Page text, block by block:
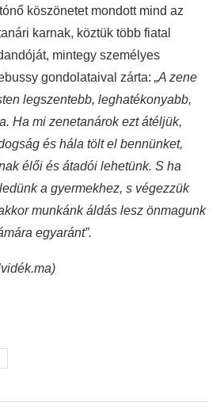
köszönetet mondott mind az
karnak, köztük több fiatal
mintegy személyes
gondolataival zárta: „A zene
legszentebb, leghatékonyabb,
Ha mi zenetanárok ezt átéljük,
és hála tölt el bennünket,
élői és átadói lehetünk. S ha
a gyermekhez, s végezzük
munkánk áldás lesz önmagunk
egyaránt”.